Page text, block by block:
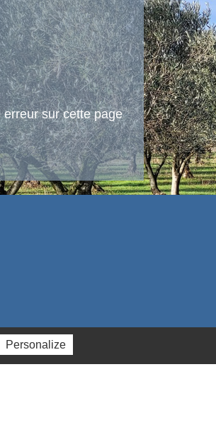
erreur sur cette page
Personalize